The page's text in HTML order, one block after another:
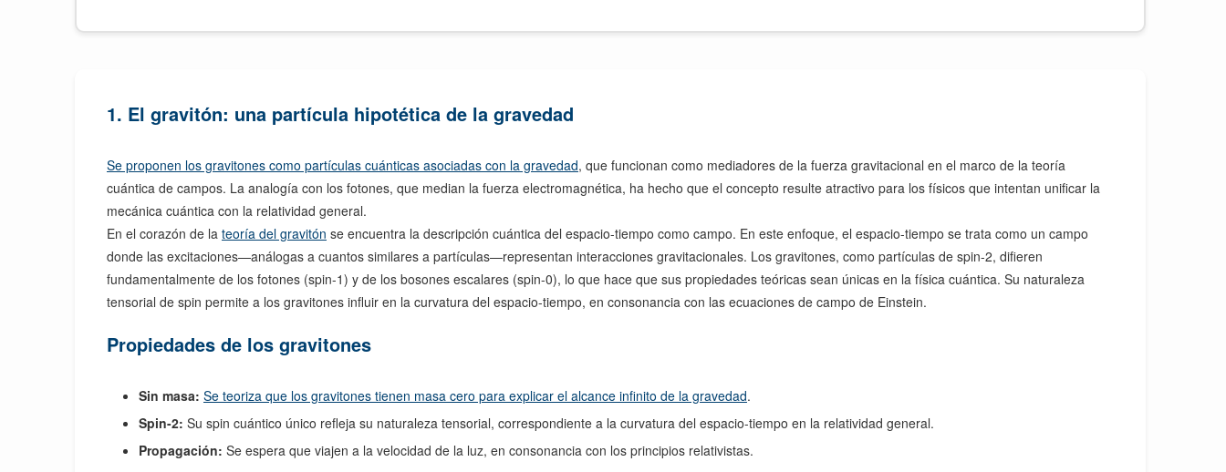
1. El gravitón: una partícula hipotética de la gravedad
Se proponen los gravitones como partículas cuánticas asociadas con la gravedad, que funcionan como mediadores de la fuerza gravitacional en el marco de la teoría
cuántica de campos. La analogía con los fotones, que median la fuerza electromagnética, ha hecho que el concepto resulte atractivo para los físicos que intentan unificar la
mecánica cuántica con la relatividad general.
En el corazón de la teoría del gravitón se encuentra la descripción cuántica del espacio-tiempo como campo. En este enfoque, el espacio-tiempo se trata como un campo
donde las excitaciones—análogas a cuantos similares a partículas—representan interacciones gravitacionales. Los gravitones, como partículas de spin-2, difieren
fundamentalmente de los fotones (spin-1) y de los bosones escalares (spin-0), lo que hace que sus propiedades teóricas sean únicas en la física cuántica. Su naturaleza
tensorial de spin permite a los gravitones influir en la curvatura del espacio-tiempo, en consonancia con las ecuaciones de campo de Einstein.
Propiedades de los gravitones
Sin masa: Se teoriza que los gravitones tienen masa cero para explicar el alcance infinito de la gravedad.
Spin-2: Su spin cuántico único refleja su naturaleza tensorial, correspondiente a la curvatura del espacio-tiempo en la relatividad general.
Propagación: Se espera que viajen a la velocidad de la luz, en consonancia con los principios relativistas.